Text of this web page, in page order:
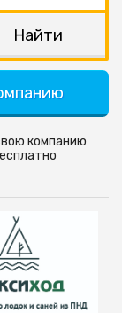
компанию